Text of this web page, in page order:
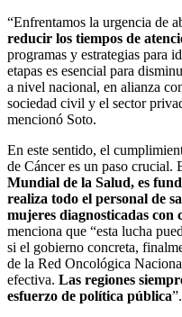
“Enfrentamos la urgencia de
reducir los tiempos de
programas y estrategias para
etapas es esencial para
a nivel nacional, en alianza
sociedad civil y el sector
mencionó Soto.
En este sentido, el
de Cáncer es un paso crucial.
Mundial de la Salud, es
realiza todo el personal de
mujeres diagnosticadas con
menciona que “esta lucha
si el gobierno concreta,
de la Red Oncológica
efectiva. Las regiones
esfuerzo de política pública”.